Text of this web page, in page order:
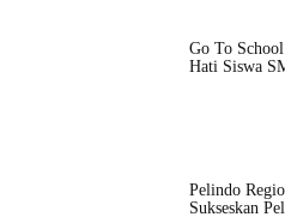
Go To
Hati Siswa
Pelindo
Sukseskan